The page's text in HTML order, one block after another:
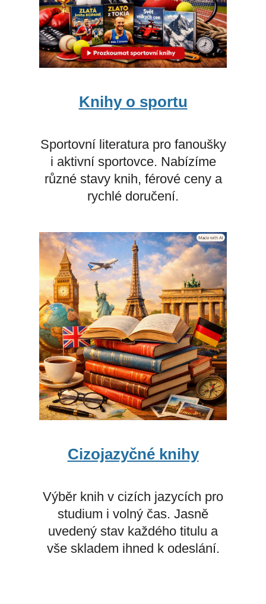
Knihy o sportu
Sportovní literatura pro fanoušky
i aktivní sportovce. Nabízíme
různé stavy knih, férové ceny a
rychlé doručení.
Cizojazyčné knihy
Výběr knih v cizích jazycích pro
studium i volný čas. Jasně
uvedený stav každého titulu a
vše skladem ihned k odeslání.